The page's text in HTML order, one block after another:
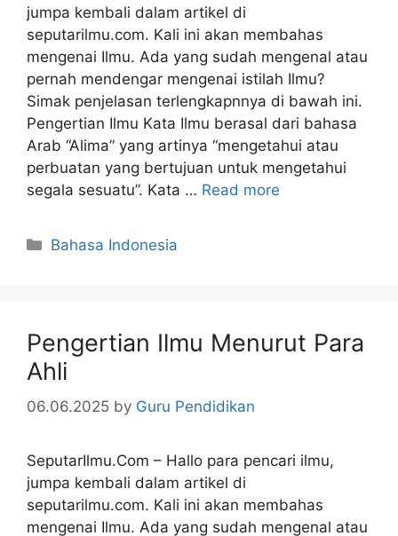
jumpa kembali dalam artikel di
seputarilmu.com. Kali ini akan membahas
mengenai Ilmu. Ada yang sudah mengenal atau
pernah mendengar mengenai istilah Ilmu?
Simak penjelasan terlengkapnnya di bawah ini.
Pengertian Ilmu Kata Ilmu berasal dari bahasa
Arab “Alima” yang artinya “mengetahui atau
perbuatan yang bertujuan untuk mengetahui
segala sesuatu”. Kata … Read more
Categories
Bahasa Indonesia
Pengertian Ilmu Menurut Para
Ahli
06.06.2025 by Guru Pendidikan
SeputarIlmu.Com – Hallo para pencari ilmu,
jumpa kembali dalam artikel di
seputarilmu.com. Kali ini akan membahas
mengenai Ilmu. Ada yang sudah mengenal atau